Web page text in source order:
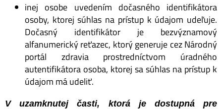
inej osobe uvedením dočasného identifikátora
osoby, ktorej súhlas na prístup k údajom udeľuje.
Dočasný identifikátor je bezvýznamový
alfanumerický reťazec, ktorý generuje cez Národný
portál zdravia prostredníctvom úradného
autentifikátora osoba, ktorej sa súhlas na prístup k
údajom má udeliť.
V uzamknutej časti, ktorá je dostupná pre